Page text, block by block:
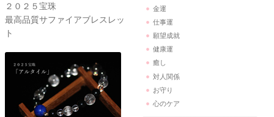
２０２５宝珠
最高品質サファイアブレスレッ
ト
金運
仕事運
願望成就
健康運
癒し
対人関係
お守り
心のケア